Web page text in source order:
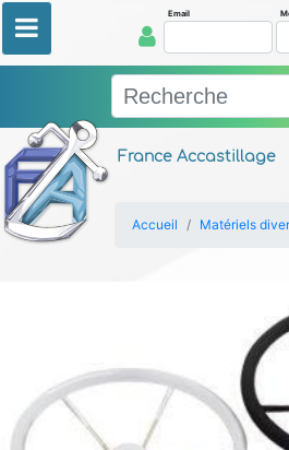
France Accastillage
Email
Accueil Matériels